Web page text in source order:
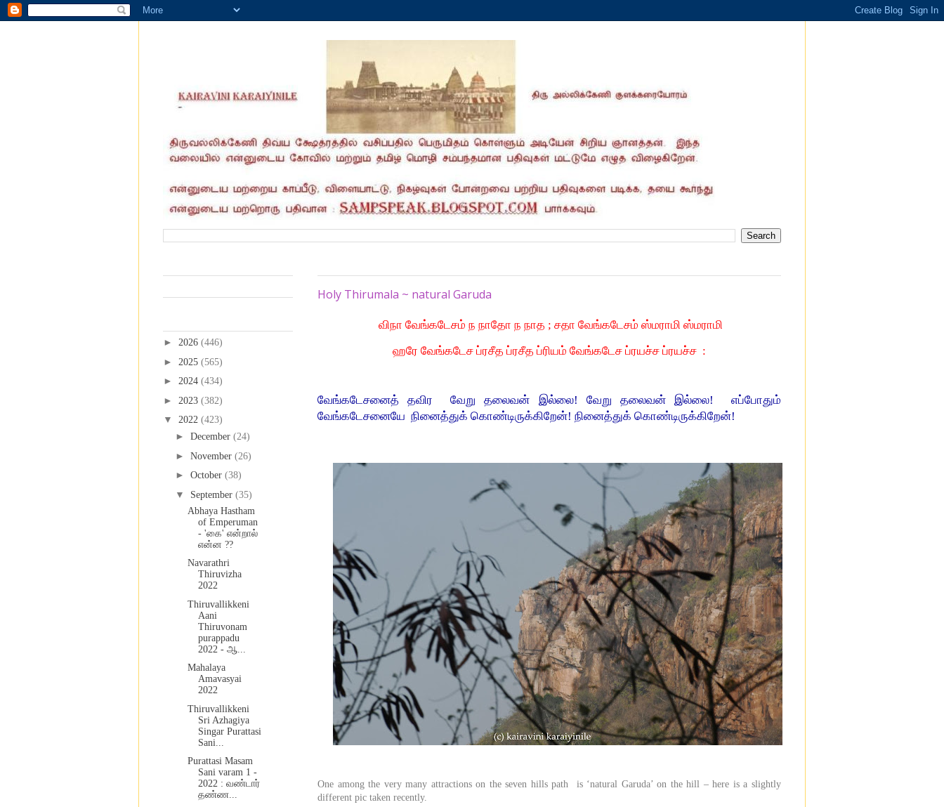
Holy Thirumala ~ natural Garuda
விநா வேங்கடேசம் ந நாதோ ந நாத ; சதா வேங்கடேசம் ஸ்மராமி ஸ்மராமி
ஹரே வேங்கடேச ப்ரசீத ப்ரசீத ப்ரியம் வேங்கடேச ப்ரயச்ச ப்ரயச்ச :
வேங்கடேசனைத் தவிர வேறு தலைவன் இல்லை! வேறு தலைவன் இல்லை! எப்போதும்
வேங்கடேசனையே நினைத்துக் கொண்டிருக்கிறேன்! நினைத்துக் கொண்டிருக்கிறேன்!
One among the very many attractions on the seven hills path is ‘natural Garuda’ on the hill – here is a slightly
different pic taken recently.
► 2026 (446)
► 2025 (565)
► 2024 (434)
► 2023 (382)
▼ 2022 (423)
► December (24)
► November (26)
► October (38)
▼ September (35)
Abhaya Hastham
of Emperuman
- 'கை' என்றால்
என்ன ??
Navarathri
Thiruvizha
2022
Thiruvallikkeni
Aani
Thiruvonam
purappadu
2022 - ஆ...
Mahalaya
Amavasyai
2022
Thiruvallikkeni
Sri Azhagiya
Singar Purattasi
Sani...
Purattasi Masam
Sani varam 1 -
2022 : வண்டார்
தண்ண...